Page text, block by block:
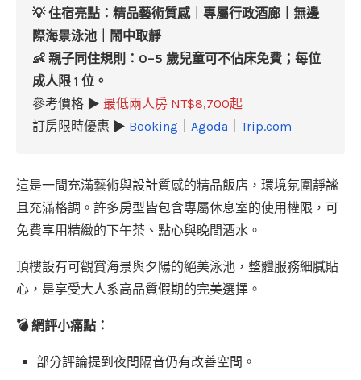
💡住宿亮點： 精品藝術質感｜專屬行政酒廊｜無邊
際海景泳池｜鬧中取靜
👶 親子同住規則： 0–5 歲兒童可不佔床免費；每位
成人限 1 位 。
參考價格 ▶ 最低兩人房 NT$8,700起
訂房限時優惠 ▶ Booking Agoda Trip.com
這是一間充滿藝術與設計質感的精品飯店，環境氛圍靜謐
且充滿格調。許多房型皆包含專屬休息室的使用權限，可
免費享用精緻的下午茶、點心與晚間酒水。
頂樓設有可觀賞海景與夕陽的絕美泳池，整體服務細膩貼
心，是享受大人系高品質假期的完美選擇。
💣 網評小痛點：
部分評論提到夜間隔音仍有改善空間。